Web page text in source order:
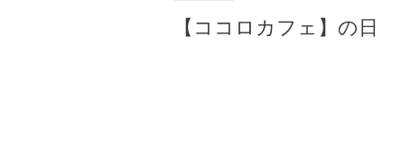
【ココロカフェ】の日